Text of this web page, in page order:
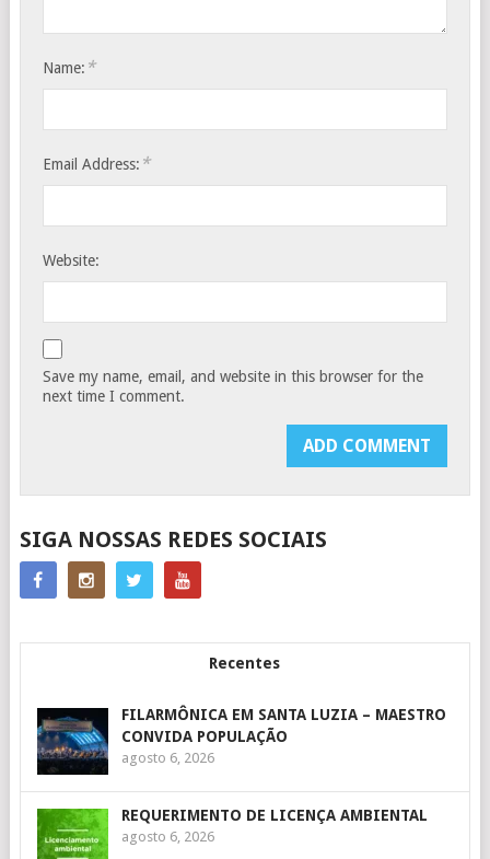
Name: *
Email Address: *
Website:
Save my name, email, and website in this browser for the
next time I comment.
SIGA NOSSAS REDES SOCIAIS
Recentes
FILARMÔNICA EM SANTA LUZIA – MAESTRO
CONVIDA POPULAÇÃO
agosto 6, 2026
REQUERIMENTO DE LICENÇA AMBIENTAL
agosto 6, 2026